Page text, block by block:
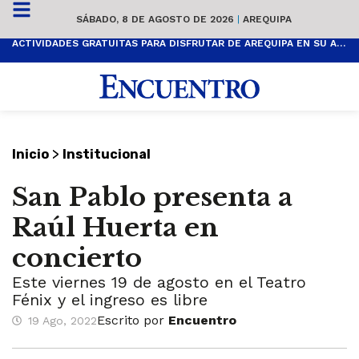
SÁBADO, 8 DE AGOSTO DE 2026 | AREQUIPA
ACTIVIDADES GRATUITAS PARA DISFRUTAR DE AREQUIPA EN SU ANIVERSARIO
Inicio > Institucional
San Pablo presenta a
Raúl Huerta en
concierto
Este viernes 19 de agosto en el Teatro
Fénix y el ingreso es libre
19 Ago, 2022Escrito por Encuentro